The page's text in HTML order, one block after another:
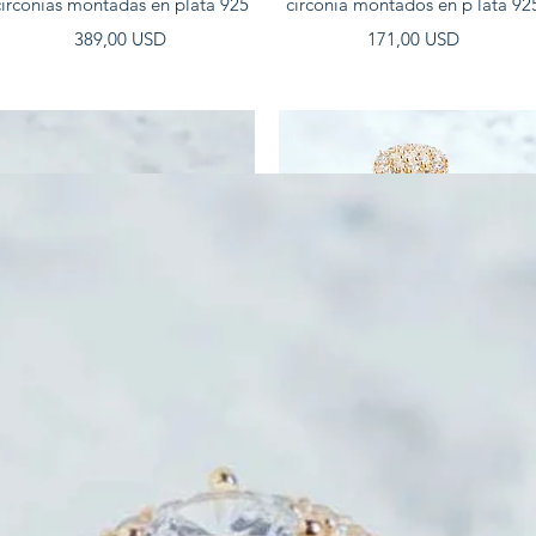
Prezzo
389,00 USD
Prezzo
171,00 USD